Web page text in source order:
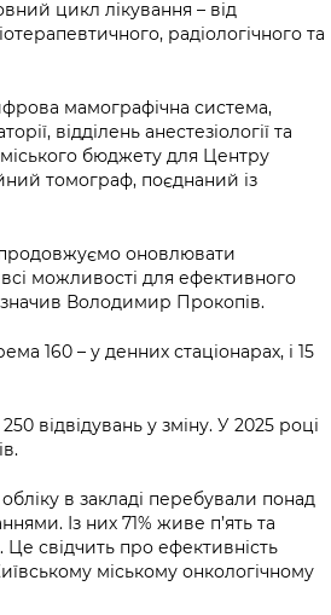
цикл лікування – від
радіологічного та
мамографічна система,
відділень анестезіології та
бюджету для Центру
томограф, поєднаний із
оновлювати
можливості для ефективного
Володимир Прокопів.
160 – у денних стаціонарах, і 15
відвідувань у зміну. У 2025 році
в закладі перебували понад
Із них 71% живе п’ять та
Це свідчить про ефективність
міському онкологічному